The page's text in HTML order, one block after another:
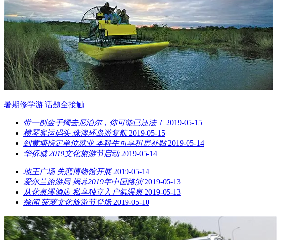
暑期修学游 话题全接触
带一副金手镯去尼泊尔，你可能已违法！ 2019-05-15
横琴客运码头 珠澳环岛游复航 2019-05-15
到黄埔指定单位就业 本科生可享租房补贴 2019-05-14
华侨城 2019文化旅游节启动 2019-05-14
地王广场 失恋博物馆开展 2019-05-14
爱尔兰旅游局 揭幕2019年中国路演 2019-05-13
从化泉溪酒店 私享独立入户氡温泉 2019-05-13
徐闻 菠萝文化旅游节登场 2019-05-10